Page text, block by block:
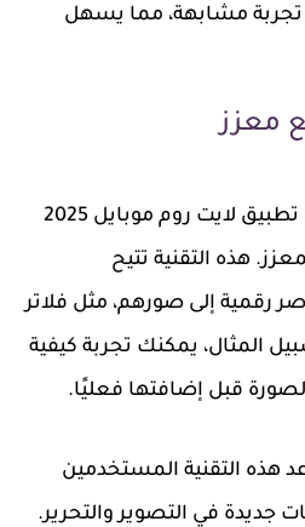
مشابهة، مما يسهل
معزز
من الإضافات المثيرة في تطبيق لايت روم موبايل 2025
هذه التقنية تتيح
رقمية إلى صورهم، مثل فلاتر
المثال، يمكنك تجربة كيفية
قبل إضافتها فعليًا.
هذه التقنية المستخدمين
جديدة في التصوير والتحرير.